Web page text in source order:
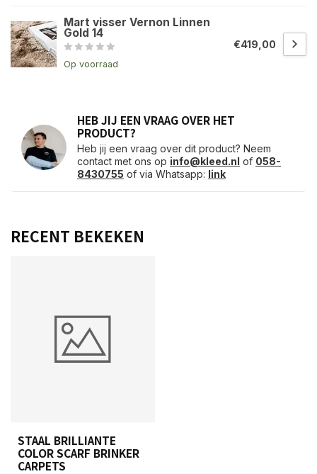
Mart visser Vernon Linnen
Gold 14
Op voorraad
€419,00
HEB JIJ EEN VRAAG OVER HET
PRODUCT?
Heb jij een vraag over dit product? Neem
contact met ons op info@kleed.nl of 058-
8430755 of via Whatsapp: link
RECENT BEKEKEN
STAAL BRILLIANTE
COLOR SCARF BRINKER
CARPETS